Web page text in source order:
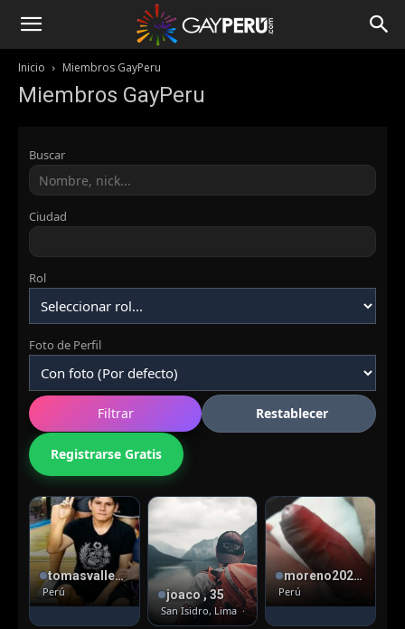
Inicio Miembros GayPeru
Miembros GayPeru
Buscar
Ciudad
Rol
Foto de Perfil
Filtrar Restablecer
Registrarse Gratis
tomasvalleypacasmayo36 , 39
Perú joaco , 35
San Isidro, Lima · Versátil
moreno2021 , 44
Perú